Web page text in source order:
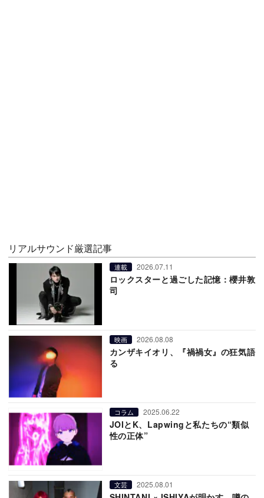
リアルサウンド厳選記事
連載 2026.07.11
ロックスターと過ごした記憶：櫻井敦
司
映画 2026.08.08
カンザキイオリ、『禍禍女』の狂気語
る
コラム 2025.06.22
JOIとK、Lapwingと私たちの“類似
性の正体”
文芸 2025.08.01